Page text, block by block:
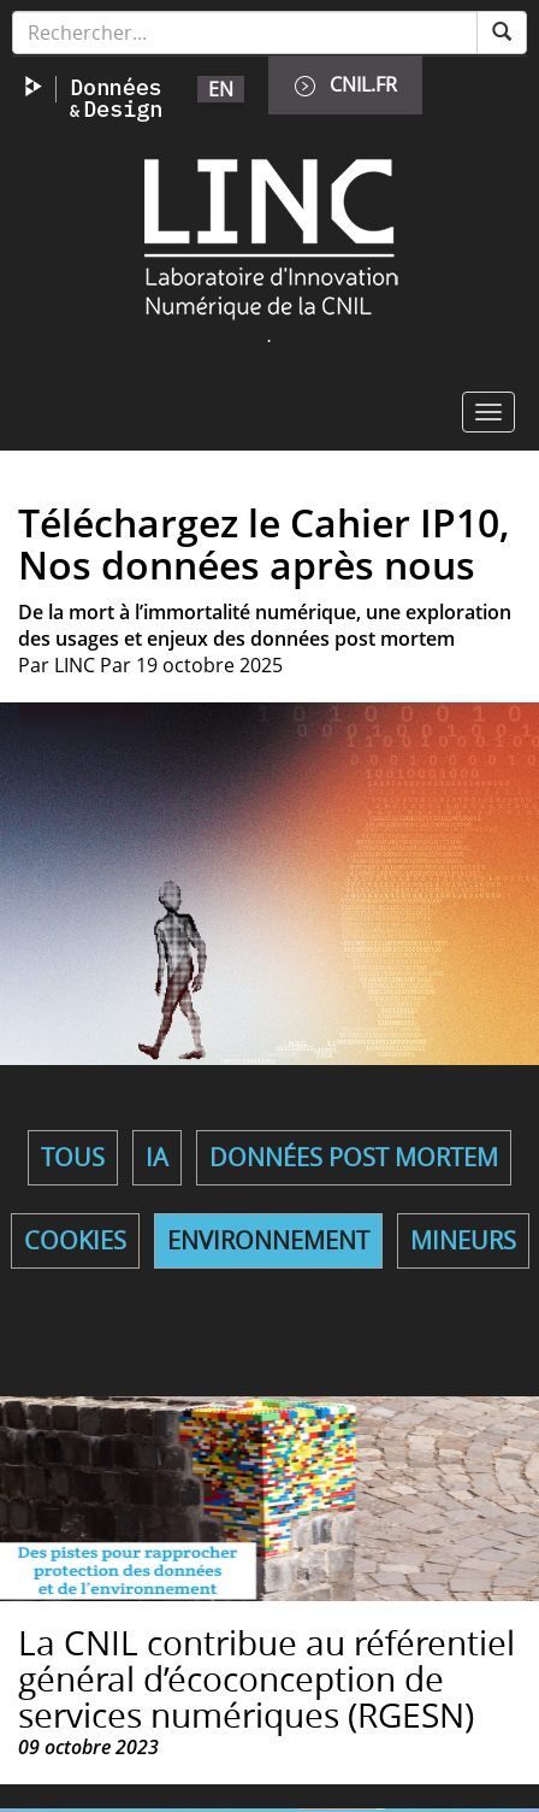
Aller
principal
EN CNIL.FR
.
Téléchargez le Cahier IP10,
Nos données après nous
De la mort à l’immortalité numérique, une exploration
des usages et enjeux des données post mortem
Par LINC Par 19 octobre 2025
TOUS IA DONNÉES POST MORTEM
COOKIES ENVIRONNEMENT MINEURS
La CNIL contribue au référentiel
général d’écoconception de
services numériques (RGESN)
09 octobre 2023
Panneau de gestion des cookies